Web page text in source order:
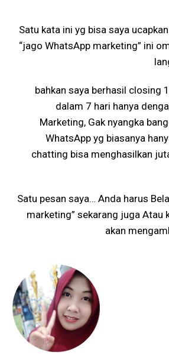
Satu kata ini yg bisa saya
“jago WhatsApp marketing” ini
bahkan saya berhasil closing
dalam 7 hari hanya
Marketing, Gak nyangka
WhatsApp yg biasanya
chatting bisa menghasilkan
Satu pesan saya… Anda harus
marketing” sekarang juga Atau
akan